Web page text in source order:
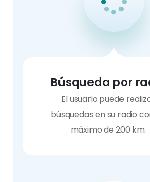
Búsqueda por
El usuario puede
búsquedas en su radio
máximo de 200 km.